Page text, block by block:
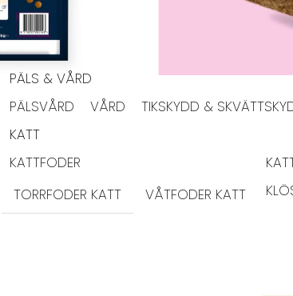
PÄLS & VÅRD
PÄLSVÅRD
VÅRD
TIKSKYDD &
KATT
KATTFODER
TORRFODER KATT
VÅTFODER KATT